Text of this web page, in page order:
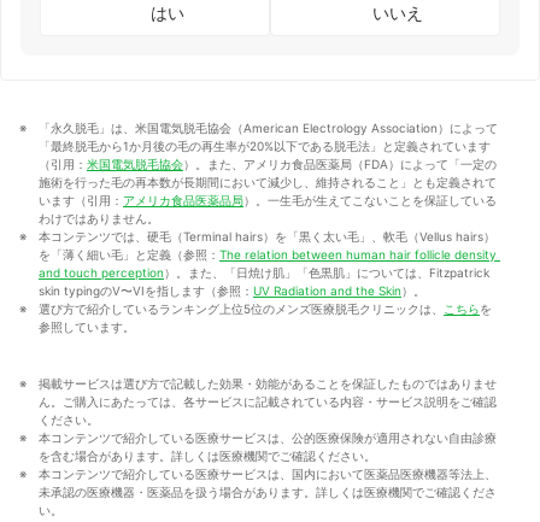
はい いいえ
「永久脱毛」は、米国電気脱毛協会（American Electrology Association）によって
「最終脱毛から1か月後の毛の再生率が20%以下である脱毛法」と定義されています
（引用： 米国電気脱毛協会）。また、アメリカ食品医薬局（FDA）によって「一定の
施術を行った毛の再本数が長期間において減少し、維持されること」とも定義されて
います（引用： アメリカ食品医薬品局）。一生毛が生えてこないことを保証している
わけではありません。
本コンテンツでは、硬毛（Terminal hairs）を「黒く太い毛」、軟毛（Vellus hairs）
を「薄く細い毛」と定義（参照： The relation between human hair follicle density
and touch perception）。また、「日焼け肌」「色黒肌」については、Fitzpatrick
skin typingのV〜VIを指します（参照： UV Radiation and the Skin）。
選び方で紹介しているランキング上位5位のメンズ医療脱毛クリニックは、
こちらを
参照しています。
掲載サービスは選び方で記載した効果・効能があることを保証したものではありませ
ん。ご購入にあたっては、各サービスに記載されている内容・サービス説明をご確認
ください。
本コンテンツで紹介している医療サービスは、公的医療保険が適用されない自由診療
を含む場合があります。詳しくは医療機関でご確認ください。
本コンテンツで紹介している医療サービスは、国内において医薬品医療機器等法上、
未承認の医療機器・医薬品を扱う場合があります。詳しくは医療機関でご確認くださ
い。